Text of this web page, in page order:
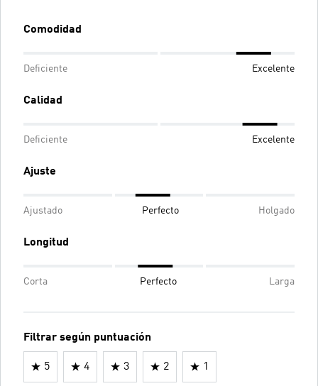
Comodidad
Deficiente Excelente
Calidad
Deficiente Excelente
Ajuste
Ajustado Perfecto Holgado
Longitud
Corta Perfecto Larga
Filtrar según puntuación
5 4 3 2 1